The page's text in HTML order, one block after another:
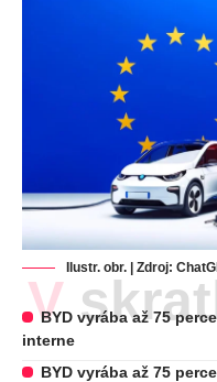
Ilustr. obr. | Zdroj:
V
BYD vyrába až 75
interne
BYD vyrába až 75